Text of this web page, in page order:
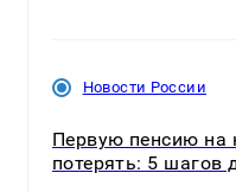
Новости России
Первую пенсию на
потерять: 5 шагов